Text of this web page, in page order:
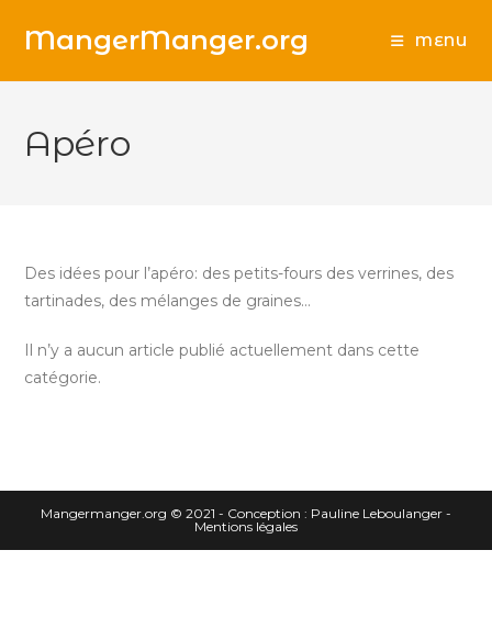
MangerManger.org MENU
Apéro
Des idées pour l’apéro: des petits-fours des verrines, des
tartinades, des mélanges de graines…
Il n’y a aucun article publié actuellement dans cette
catégorie.
Mangermanger.org © 2021 - Conception : Pauline Leboulanger -
Mentions légales